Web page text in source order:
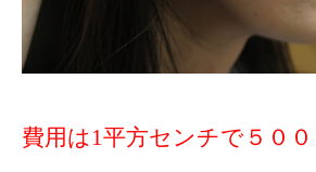
費用は1平方センチで５０